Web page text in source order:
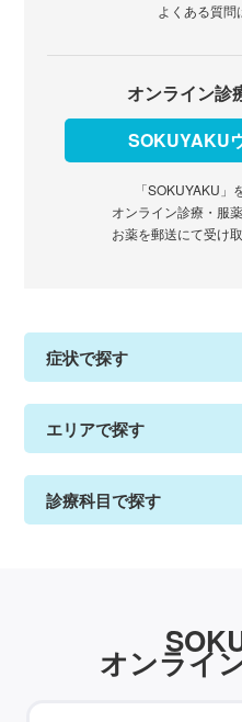
よくある質問
オンライン診
SOKUYAKU
「SOKUYAKU」
オンライン診療・服
お薬を郵送にて受け
症状で探す
エリアで探す
診療科目で探す
オンライ